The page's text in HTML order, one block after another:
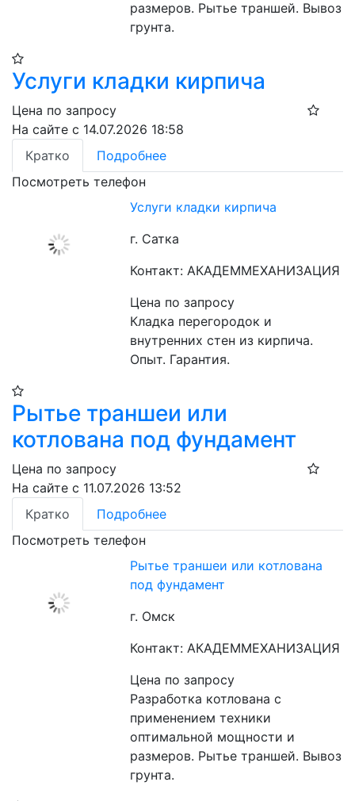
размеров. Рытье траншей. Вывоз
грунта.
Услуги кладки кирпича
Цена по запросу
На сайте с 14.07.2026 18:58
Кратко
Подробнее
Посмотреть телефон
Услуги кладки кирпича
г. Сатка
Контакт: АКАДЕММЕХАНИЗАЦИЯ
Цена по запросу
Кладка перегородок и
внутренних стен из кирпича.
Опыт. Гарантия.
Рытье траншеи или
котлована под фундамент
Цена по запросу
На сайте с 11.07.2026 13:52
Кратко
Подробнее
Посмотреть телефон
Рытье траншеи или котлована
под фундамент
г. Омск
Контакт: АКАДЕММЕХАНИЗАЦИЯ
Цена по запросу
Разработка котлована с
применением техники
оптимальной мощности и
размеров. Рытье траншей. Вывоз
грунта.